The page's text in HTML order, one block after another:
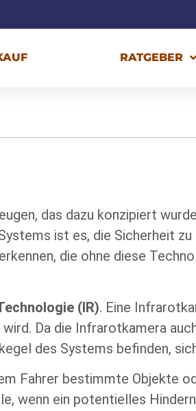
RATGEBER
das dazu konzipiert
ist es, die Sicherheit zu
die ohne diese
(IR). Eine
Da die Infrarotkamera
des Systems befinden,
Fahrer bestimmte Objekte
wenn ein potentielles